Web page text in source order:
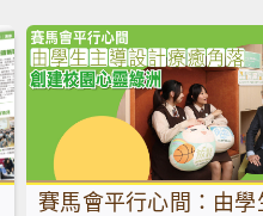
賽馬會平行心間：由學